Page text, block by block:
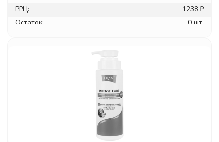
РРЦ:
1238 ₽
Остаток:
0 шт.